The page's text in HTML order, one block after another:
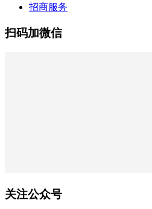
招商服务
扫码加微信
关注公众号